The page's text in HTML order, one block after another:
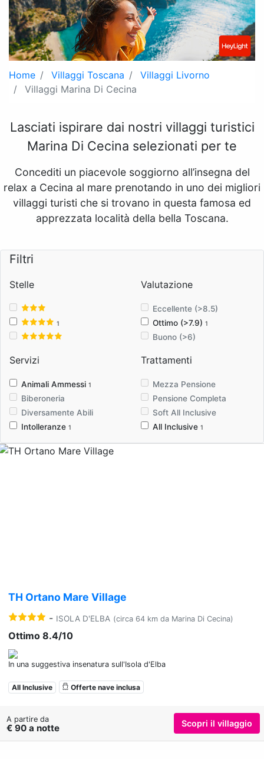
Home Villaggi Toscana
Villaggi Livorno
Villaggi Marina Di Cecina
Lasciati ispirare dai nostri villaggi turistici
Marina Di Cecina selezionati per te
Concediti un piacevole soggiorno all’insegna del
relax a Cecina al mare prenotando in uno dei migliori
villaggi turisti che si trovano in questa famosa ed
apprezzata località della bella Toscana.
Filtri
Stelle
1
Valutazione
Eccellente (>8.5)
Ottimo (>7.9) 1
Buono (>6)
Servizi
Animali Ammessi 1
Biberoneria
Diversamente Abili
Intolleranze 1
Trattamenti
Mezza Pensione
Pensione Completa
Soft All Inclusive
All Inclusive 1
TH Ortano Mare Village
- ISOLA D'ELBA (circa 64 km da Marina Di Cecina)
Ottimo 8.4/10
In una suggestiva insenatura sull'Isola d'Elba
All Inclusive Offerte nave inclusa
A partire da
€ 90 a notte Scopri il villaggio